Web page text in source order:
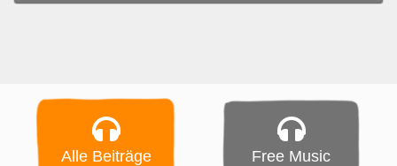
Alle Beiträge Free Music